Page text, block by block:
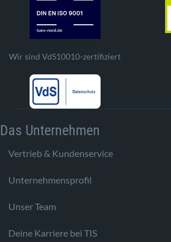
Wir sind VdS10010-zertifiziert
Das Unternehmen
Vertrieb & Kundenservice
Unternehmensprofil
Unser Team
Deine Karriere bei TIS